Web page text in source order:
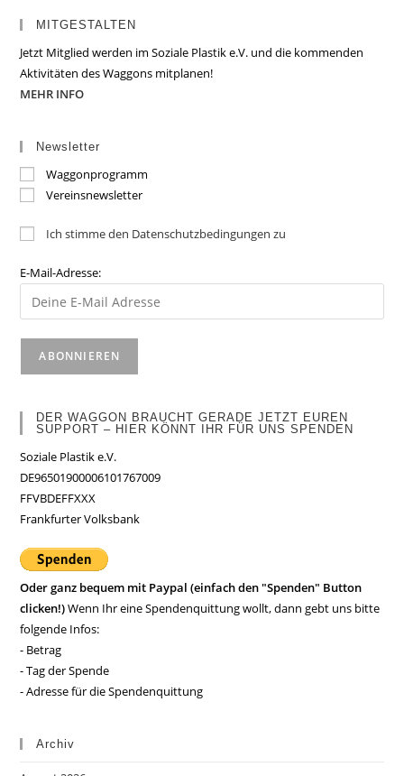
MITGESTALTEN
Jetzt Mitglied werden im Soziale Plastik e.V. und die kommenden
Aktivitäten des Waggons mitplanen!
MEHR INFO
Newsletter
Waggonprogramm
Vereinsnewsletter
Ich stimme den Datenschutzbedingungen zu
E-Mail-Adresse:
DER WAGGON BRAUCHT GERADE JETZT EUREN
SUPPORT – HIER KÖNNT IHR FÜR UNS SPENDEN
Soziale Plastik e.V.
DE96501900006101767009
FFVBDEFFXXX
Frankfurter Volksbank
Oder ganz bequem mit Paypal (einfach den "Spenden" Button
clicken!)Wenn Ihr eine Spendenquittung wollt, dann gebt uns bitte
folgende Infos:
- Betrag
- Tag der Spende
- Adresse für die Spendenquittung
Archiv